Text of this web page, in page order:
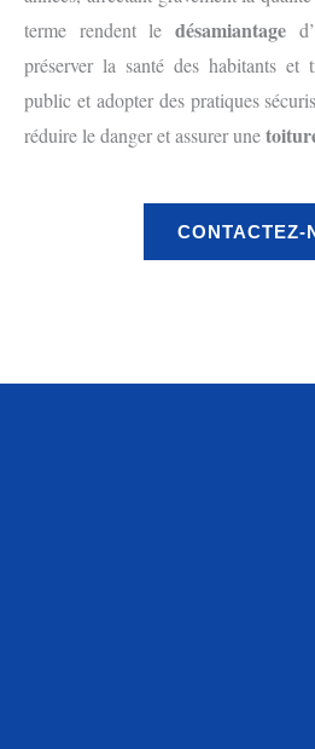
terme rendent ledésamiantage
préserver la santé des habitants et
public et adopter des pratiques
réduire le danger et assurer une
CONTACTEZ-